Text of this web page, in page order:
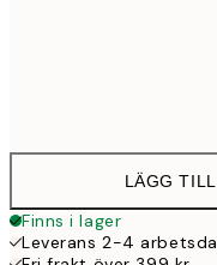
LÄGG
Finns i lager
Leverans 2-4